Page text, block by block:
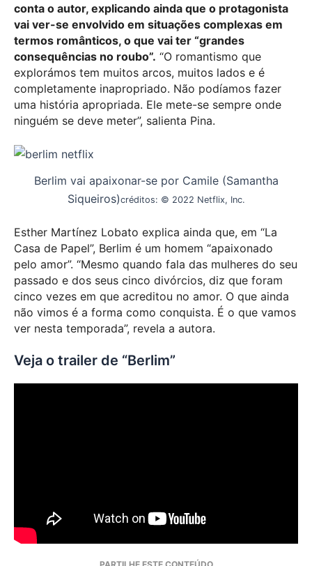
conta o autor, explicando ainda que o protagonista
vai ver-se envolvido em situações complexas em
termos românticos, o que vai ter “grandes
consequências no roubo”. “O romantismo que
explorámos tem muitos arcos, muitos lados e é
completamente inapropriado. Não podíamos fazer
uma história apropriada. Ele mete-se sempre onde
ninguém se deve meter”, salienta Pina.
Berlim vai apaixonar-se por Camile (Samantha
Siqueiros)créditos: © 2022 Netflix, Inc.
Esther Martínez Lobato explica ainda que, em “La
Casa de Papel”, Berlim é um homem “apaixonado
pelo amor”. “Mesmo quando fala das mulheres do seu
passado e dos seus cinco divórcios, diz que foram
cinco vezes em que acreditou no amor. O que ainda
não vimos é a forma como conquista. É o que vamos
ver nesta temporada”, revela a autora.
Veja o trailer de “Berlim”